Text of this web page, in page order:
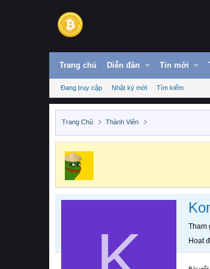
Trang chủ Diễn đàn Tin mới
Đang truy cập Nhật ký mới Tìm kiếm
Trang Chủ Thành Viên
Tham
Hoạt